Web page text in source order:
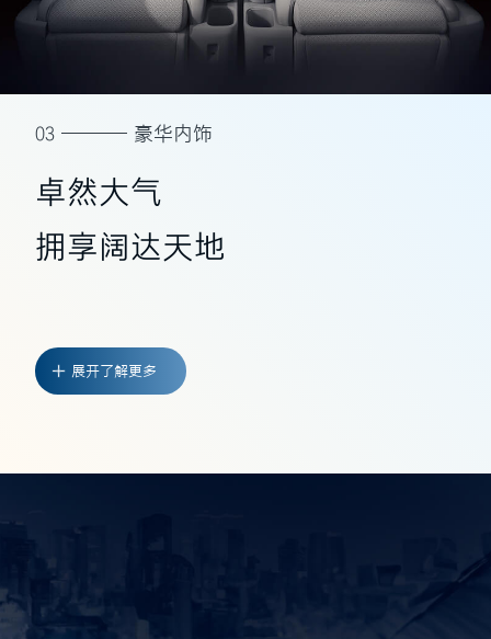
展开了解更多
03 豪华内饰
卓然大气
拥享阔达天地